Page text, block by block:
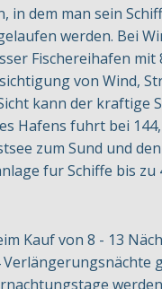
dem man sein
werden. Bei
Fischereihafen mit
von Wind,
kann der kraftige
Hafens fuhrt bei
zum Sund und
fur Schiffe bis zu
Kauf von 8 - 13